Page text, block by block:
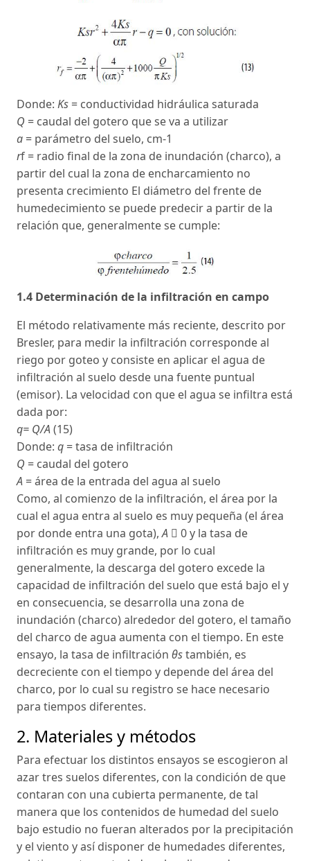
Donde: Ks = conductividad hidráulica saturada
Q = caudal del gotero que se va a utilizar
a = parámetro del suelo, cm-1
rf = radio final de la zona de inundación (charco), a
partir del cual la zona de encharcamiento no
presenta crecimiento El diámetro del frente de
humedecimiento se puede predecir a partir de la
relación que, generalmente se cumple:
1.4 Determinación de la infiltración en campo
El método relativamente más reciente, descrito por
Bresler, para medir la infiltración corresponde al
riego por goteo y consiste en aplicar el agua de
infiltración al suelo desde una fuente puntual
(emisor). La velocidad con que el agua se infiltra está
dada por:
q= Q/A(15)
Donde: q = tasa de infiltración
Q = caudal del gotero
A = área de la entrada del agua al suelo
Como, al comienzo de la infiltración, el área por la
cual el agua entra al suelo es muy pequeña (el área
por donde entra una gota),A 􀁰 0 y la tasa de
infiltración es muy grande, por lo cual
generalmente, la descarga del gotero excede la
capacidad de infiltración del suelo que está bajo el y
en consecuencia, se desarrolla una zona de
inundación (charco) alrededor del gotero, el tamaño
del charco de agua aumenta con el tiempo. En este
ensayo, la tasa de infiltración θstambién, es
decreciente con el tiempo y depende del área del
charco, por lo cual su registro se hace necesario
para tiempos diferentes.
2. Materiales y métodos
Para efectuar los distintos ensayos se escogieron al
azar tres suelos diferentes, con la condición de que
contaran con una cubierta permanente, de tal
manera que los contenidos de humedad del suelo
bajo estudio no fueran alterados por la precipitación
y el viento y así disponer de humedades diferentes,